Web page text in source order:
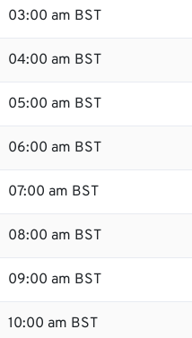
03:00 am BST
04:00 am BST
05:00 am BST
06:00 am BST
07:00 am BST
08:00 am BST
09:00 am BST
10:00 am BST